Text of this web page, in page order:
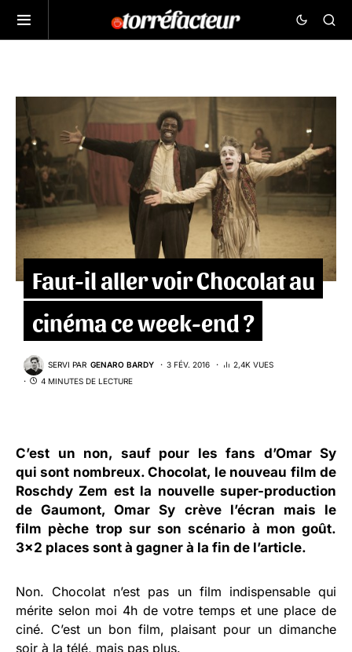
Faut-il aller voir Chocolat au
cinéma ce week-end ?
SERVI PAR GENARO BARDY 3 FÉV. 2016
2,4K VUES
4 MINUTES DE LECTURE
C’est un non, sauf pour les fans d’Omar Sy
qui sont nombreux. Chocolat, le nouveau film de
Roschdy Zem est la nouvelle super-production
de Gaumont, Omar Sy crève l’écran mais le
film pèche trop sur son scénario à mon goût.
3×2 places sont à gagner à la fin de l’article.
Non. Chocolat n’est pas un film indispensable qui
mérite selon moi 4h de votre temps et une place de
ciné. C’est un bon film, plaisant pour un dimanche
soir à la télé, mais pas plus.